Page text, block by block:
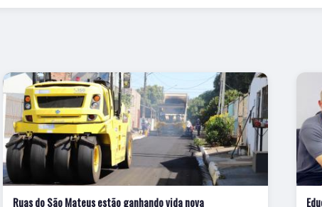
Ruas do São Mateus estão ganhando vida nova